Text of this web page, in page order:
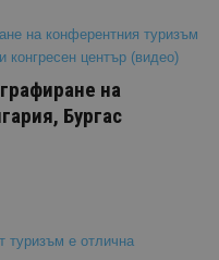
на
Бургас